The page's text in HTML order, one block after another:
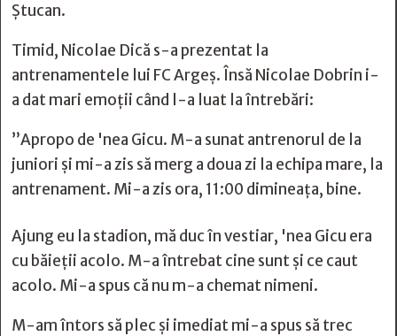
Ștucan.
Timid, Nicolae Dică s-a prezentat la
antrenamentele lui FC Argeș. Însă Nicolae Dobrin i-
a dat mari emoții când l-a luat la întrebări:
”Apropo de 'nea Gicu. M-a sunat antrenorul de la
juniori și mi-a zis să merg a doua zi la echipa mare, la
antrenament. Mi-a zis ora, 11:00 dimineața, bine.
Ajung eu la stadion, mă duc în vestiar, 'nea Gicu era
cu băieții acolo. M-a întrebat cine sunt și ce caut
acolo. Mi-a spus că nu m-a chemat nimeni.
M-am întors să plec și imediat mi-a spus să trec